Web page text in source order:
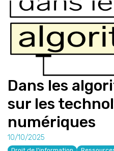
Dans les
sur les
numériques
10/10/2025